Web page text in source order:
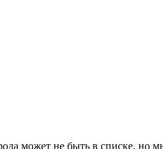
может не быть в списке, но